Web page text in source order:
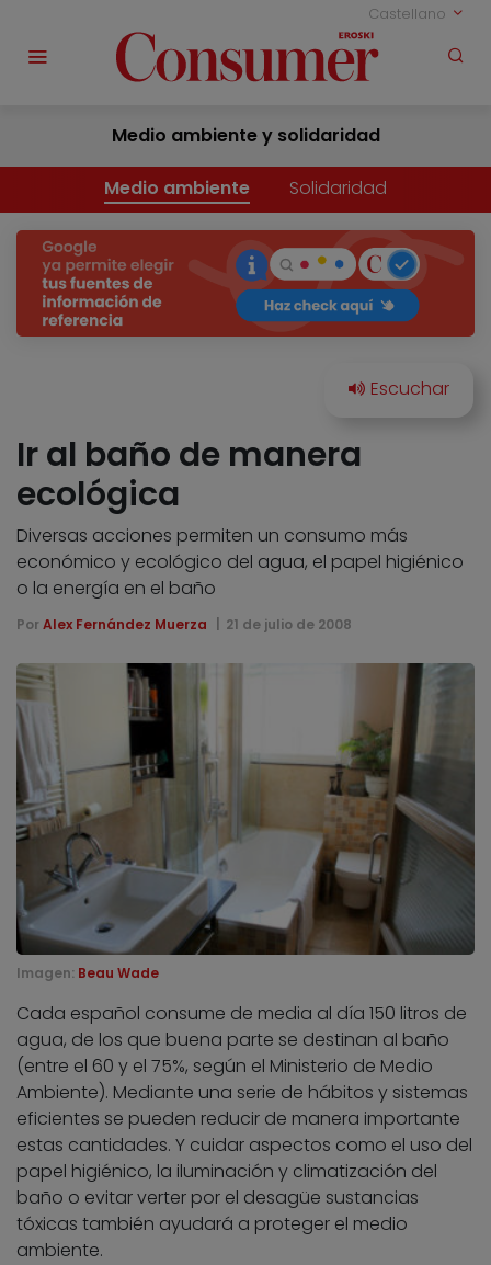
Castellano
Medio ambiente y solidaridad
Medio ambiente Solidaridad
Ir al baño de manera
ecológica
Diversas acciones permiten un consumo más
económico y ecológico del agua, el papel higiénico
o la energía en el baño
Por Alex Fernández Muerza 21 de julio de 2008
Imagen: Beau Wade
Cada español consume de media al día 150 litros de
agua, de los que buena parte se destinan al baño
(entre el 60 y el 75%, según el Ministerio de Medio
Ambiente). Mediante una serie de hábitos y sistemas
eficientes se pueden reducir de manera importante
estas cantidades. Y cuidar aspectos como el uso del
papel higiénico, la iluminación y climatización del
baño o evitar verter por el desagüe sustancias
tóxicas también ayudará a proteger el medio
ambiente.